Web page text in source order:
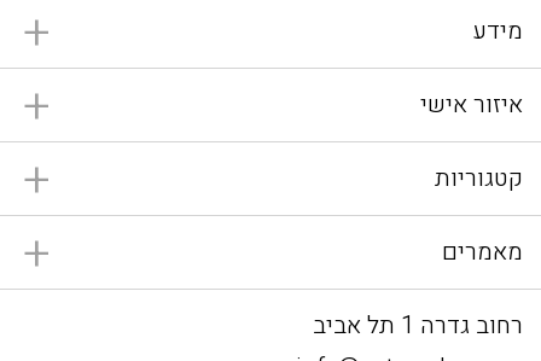
מידע
איזור אישי
קטגוריות
מאמרים
רחוב גדרה 1 תל אביב